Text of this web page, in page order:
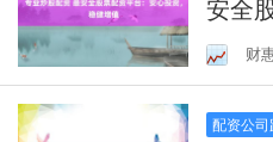
安全
资，财
配资公